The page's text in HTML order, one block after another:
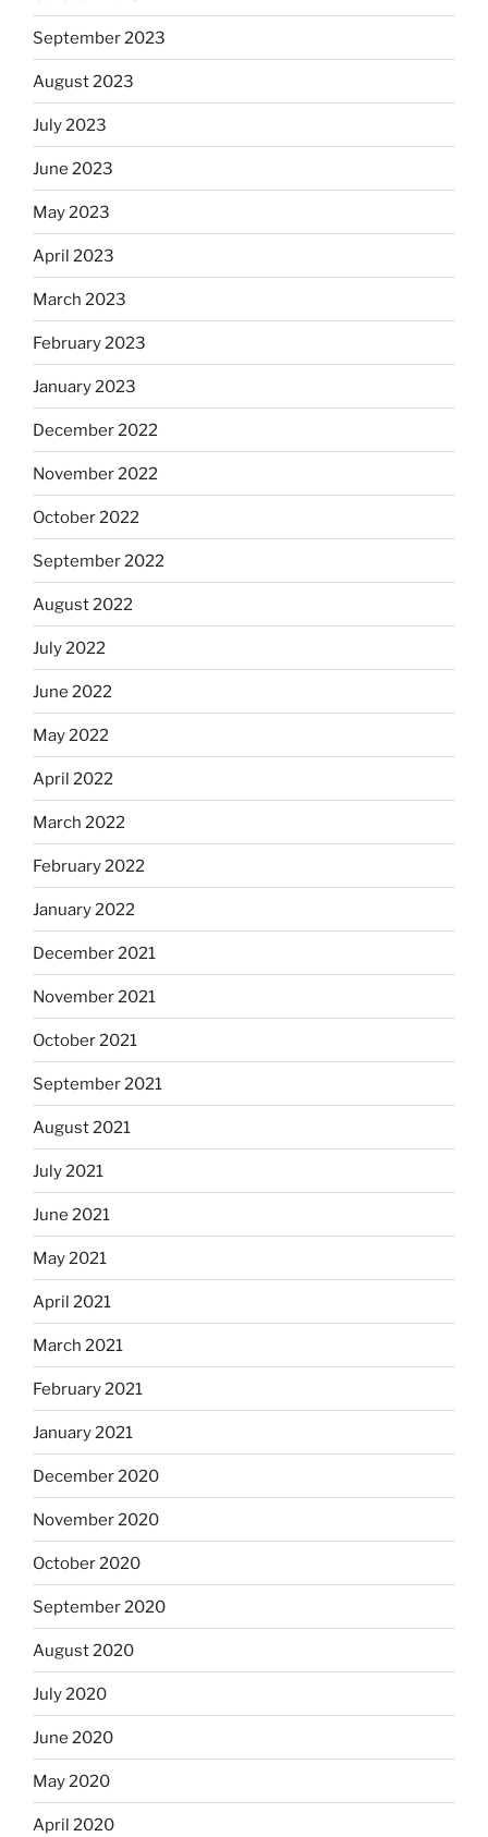
September 2023
August 2023
July 2023
June 2023
May 2023
April 2023
March 2023
February 2023
January 2023
December 2022
November 2022
October 2022
September 2022
August 2022
July 2022
June 2022
May 2022
April 2022
March 2022
February 2022
January 2022
December 2021
November 2021
October 2021
September 2021
August 2021
July 2021
June 2021
May 2021
April 2021
March 2021
February 2021
January 2021
December 2020
November 2020
October 2020
September 2020
August 2020
July 2020
June 2020
May 2020
April 2020